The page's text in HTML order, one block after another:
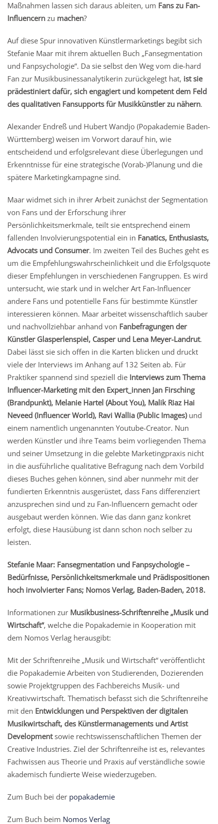
Maßnahmen lassen sich daraus ableiten, um Fans zu Fan-
Influencern zu machen?
Auf diese Spur innovativen Künstlermarketings begibt sich
Stefanie Maar mit ihrem aktuellen Buch „Fansegmentation
und Fanpsychologie“. Da sie selbst den Weg vom die-hard
Fan zur Musikbusinessanalytikerin zurückgelegt hat, ist sie
prädestiniert dafür, sich engagiert und kompetent dem Feld
des qualitativen Fansupports für Musikkünstler zu nähern.
Alexander Endreß und Hubert Wandjo (Popakademie Baden-
Württemberg) weisen im Vorwort darauf hin, wie
entscheidend und erfolgsrelevant diese Überlegungen und
Erkenntnisse für eine strategische (Vorab-)Planung und die
spätere Marketingkampagne sind.
Maar widmet sich in ihrer Arbeit zunächst der Segmentation
von Fans und der Erforschung ihrer
Persönlichkeitsmerkmale, teilt sie entsprechend einem
fallenden Involvierungspotential ein in Fanatics, Enthusiasts,
Advocats und Consumer. Im zweiten Teil des Buches geht es
um die Empfehlungswahrscheinlichkeit und die Erfolgsquote
dieser Empfehlungen in verschiedenen Fangruppen. Es wird
untersucht, wie stark und in welcher Art Fan-Influencer
andere Fans und potentielle Fans für bestimmte Künstler
interessieren können. Maar arbeitet wissenschaftlich sauber
und nachvollziehbar anhand von Fanbefragungen der
Künstler Glasperlenspiel, Casper und Lena Meyer-Landrut.
Dabei lässt sie sich offen in die Karten blicken und druckt
viele der Interviews im Anhang auf 132 Seiten ab. Für
Praktiker spannend sind speziell die Interviews zum Thema
Influencer-Marketing mit den Expert_innen Jan Firsching
(Brandpunkt), Melanie Hartel (About You), Malik Riaz Hai
Neveed (Influencer World), Ravi Wallia (Public Images)und
einem namentlich ungenannten Youtube-Creator. Nun
werden Künstler und ihre Teams beim vorliegenden Thema
und seiner Umsetzung in die gelebte Marketingpraxis nicht
in die ausführliche qualitative Befragung nach dem Vorbild
dieses Buches gehen können, sind aber nunmehr mit der
fundierten Erkenntnis ausgerüstet, dass Fans differenziert
anzusprechen sind und zu Fan-Influencern gemacht oder
ausgebaut werden können. Wie das dann ganz konkret
erfolgt, diese Hausübung ist dann schon noch selber zu
leisten.
Stefanie Maar: Fansegmentation und Fanpsychologie –
Bedürfnisse, Persönlichkeitsmerkmale und Prädispositionen
hoch involvierter Fans; Nomos Verlag, Baden-Baden, 2018.
Informationen zur Musikbusiness-Schriftenreihe „Musik und
Wirtschaft“, welche die Popakademie in Kooperation mit
dem Nomos Verlag herausgibt:
Mit der Schriftenreihe „Musik und Wirtschaft“ veröffentlicht
die Popakademie Arbeiten von Studierenden, Dozierenden
sowie Projektgruppen des Fachbereichs Musik- und
Kreativwirtschaft. Thematisch befasst sich die Schriftenreihe
mit den Entwicklungen und Perspektiven der digitalen
Musikwirtschaft, des Künstlermanagements und Artist
Developmentsowie rechtswissenschaftlichen Themen der
Creative Industries. Ziel der Schriftenreihe ist es, relevantes
Fachwissen aus Theorie und Praxis auf verständliche sowie
akademisch fundierte Weise wiederzugeben.
Zum Buch bei der popakademie
Zum Buch beim Nomos Verlag